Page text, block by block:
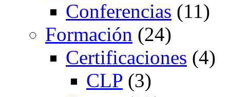
Conferencias (11)
Formación (24)
Certificaciones (4)
CLP (3)